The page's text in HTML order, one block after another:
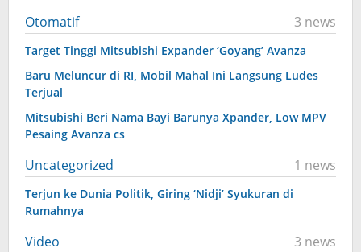
Otomatif 3 news
Target Tinggi Mitsubishi Expander ‘Goyang’ Avanza
Baru Meluncur di RI, Mobil Mahal Ini Langsung Ludes
Terjual
Mitsubishi Beri Nama Bayi Barunya Xpander, Low MPV
Pesaing Avanza cs
Uncategorized 1 news
Terjun ke Dunia Politik, Giring ‘Nidji’ Syukuran di
Rumahnya
Video 3 news